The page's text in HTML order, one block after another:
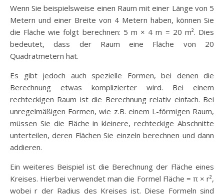
Wenn Sie beispielsweise einen Raum mit einer Länge von 5
Metern und einer Breite von 4 Metern haben, können Sie
die Fläche wie folgt berechnen: 5 m × 4 m = 20 m². Dies
bedeutet, dass der Raum eine Fläche von 20
Quadratmetern hat.
Es gibt jedoch auch spezielle Formen, bei denen die
Berechnung etwas komplizierter wird. Bei einem
rechteckigen Raum ist die Berechnung relativ einfach. Bei
unregelmäßigen Formen, wie z.B. einem L-förmigen Raum,
müssen Sie die Fläche in kleinere, rechteckige Abschnitte
unterteilen, deren Flächen Sie einzeln berechnen und dann
addieren.
Ein weiteres Beispiel ist die Berechnung der Fläche eines
Kreises. Hierbei verwendet man die Formel Fläche = π × r²,
wobei r der Radius des Kreises ist. Diese Formeln sind